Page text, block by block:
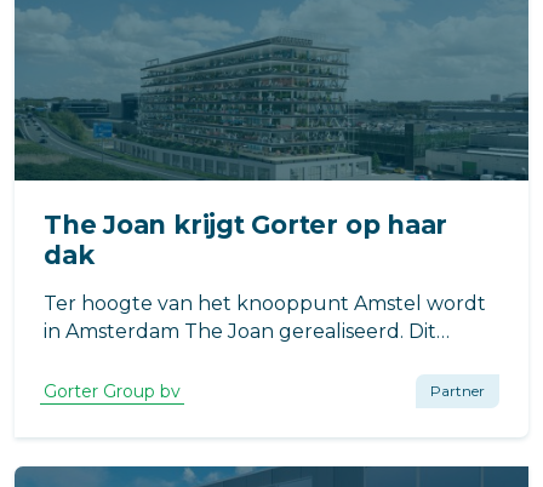
The Joan krijgt Gorter op haar
dak
Ter hoogte van het knooppunt Amstel wordt
in Amsterdam The Joan gerealiseerd. Dit
multifunctionele, flexibele multi-tenant
gebouw biedt straks ruimte aan creatieve
bedrijven.
Gorter Group bv Partner